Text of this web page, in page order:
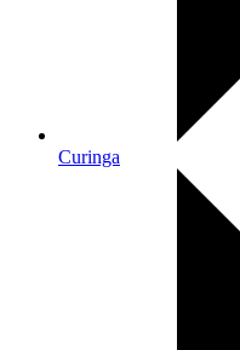
Curinga